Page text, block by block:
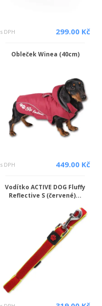
s DPH 299.00 Kč
Obleček Winea (40cm)
s DPH 449.00 Kč
Vodítko ACTIVE DOG Fluffy
Reflective S (červené)...